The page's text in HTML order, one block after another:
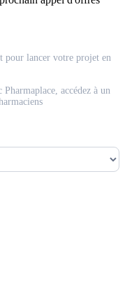
pour lancer votre projet en
Pharmaplace, accédez à un